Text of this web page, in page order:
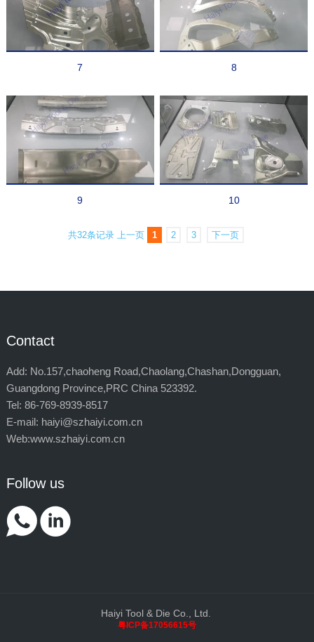
7 8
9 10
共32条记录 上一页 1 2 3 下一页
Contact
Add: No.157,chaoheng Road,Chaolang,Chashan,Dongguan,
Guangdong Province,PRC China 523392.
Tel: 86-769-8939-8517
E-mail: haiyi@szhaiyi.com.cn
Web:www.szhaiyi.com.cn
Follow us
Haiyi Tool & Die Co., Ltd.
粤ICP备17056615号